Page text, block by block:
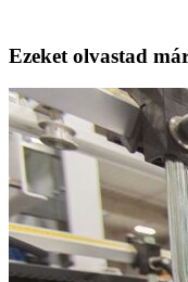
Ezeket olvastad